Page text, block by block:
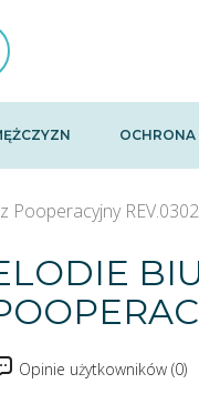
OCHRONA
Pooperacyjny REV.0302
Opinie użytkowników (0)